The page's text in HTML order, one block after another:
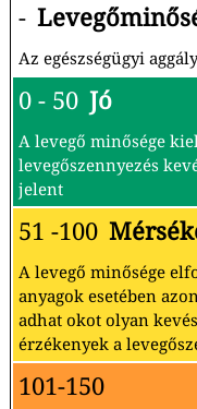
-
Az egészségügyi
0 - 50 Jó
A levegő minősége
levegőszennyezés
jelent
51 -100
A levegő minősége
anyagok esetében
adhat okot olyan
érzékenyek a
101-150